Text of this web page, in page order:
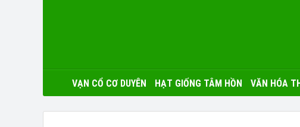
VẠN CỔ CƠ DUYÊN HẠT GIỐNG TÂM HỒN VĂN HÓA